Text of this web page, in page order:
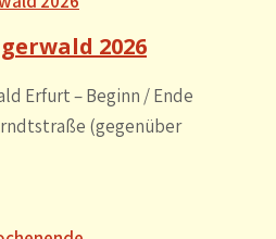
2026
Erfurt – Beginn / Ende
(gegenüber